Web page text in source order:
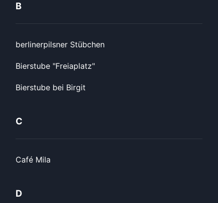
B
berlinerpilsner Stübchen
Bierstube "Freiaplatz"
Bierstube bei Birgit
C
Café Mila
D